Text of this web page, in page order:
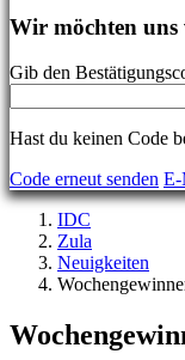
Login
vergessen?
ändern
EL
Wir möchten uns
Gib den
Hast du keinen Code
Code erneut senden E-
IDC
Zula
Neuigkeiten